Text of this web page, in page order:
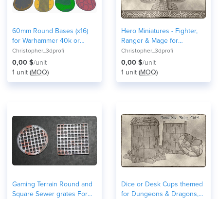
60mm Round Bases (x16)
for Warhammer 40k or
Dungeons & Dragons
tabletop Miniatures
Christopher_3dprofi
0,00 $/unit
1 unit (MOQ)
Hero Miniatures - Fighter,
Ranger & Mage for
Dungeons & Dragons or
tabletop games.
Christopher_3dprofi
0,00 $/unit
1 unit (MOQ)
Gaming Terrain Round and
Square Sewer grates For
Dice or Desk Cups themed
for Dungeons & Dragons,